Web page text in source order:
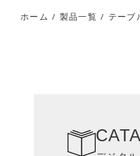
ホーム / 製品一覧 / テーブ